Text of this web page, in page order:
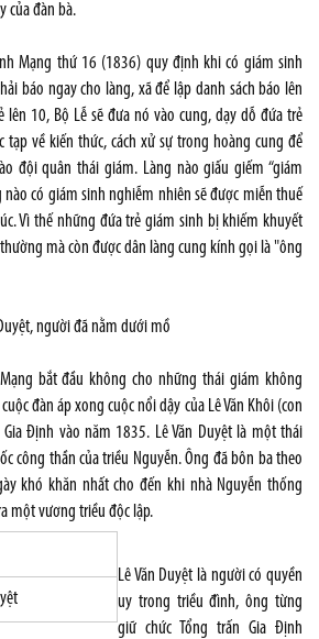
của đàn bà.
Mạng thứ 16 (1836) quy định khi có giám sinh
báo ngay cho làng, xã để lập danh sách báo lên
lên 10, Bộ Lễ sẽ đưa nó vào cung, dạy dỗ đứa trẻ
về kiến thức, cách xử sự trong hoàng cung để
đội quân thái giám. Làng nào giấu giếm “giám
nào có giám sinh nghiễm nhiên sẽ được miễn thuế
Vì thế những đứa trẻ giám sinh bị khiếm khuyết
mà còn được dân làng cung kính gọi là "ông
người đã nằm dưới mồ
bắt đầu không cho những thái giám không
đàn áp xong cuộc nổi dậy của Lê Văn Khôi (con
Định vào năm 1835. Lê Văn Duyệt là một thái
công thần của triều Nguyễn. Ông đã bôn ba theo
khó khăn nhất cho đến khi nhà Nguyễn thống
một vương triều độc lập.
Lê Văn Duyệt là người có quyền
uy trong triều đình, ông từng
giữ chức Tổng trấn Gia Định